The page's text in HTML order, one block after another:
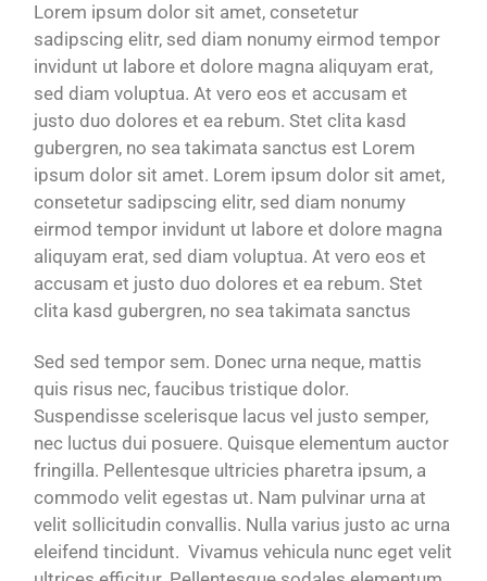
Lorem ipsum dolor sit amet, consetetur
sadipscing elitr, sed diam nonumy eirmod tempor
invidunt ut labore et dolore magna aliquyam erat,
sed diam voluptua. At vero eos et accusam et
justo duo dolores et ea rebum. Stet clita kasd
gubergren, no sea takimata sanctus est Lorem
ipsum dolor sit amet. Lorem ipsum dolor sit amet,
consetetur sadipscing elitr, sed diam nonumy
eirmod tempor invidunt ut labore et dolore magna
aliquyam erat, sed diam voluptua. At vero eos et
accusam et justo duo dolores et ea rebum. Stet
clita kasd gubergren, no sea takimata sanctus
Sed sed tempor sem. Donec urna neque, mattis
quis risus nec, faucibus tristique dolor.
Suspendisse scelerisque lacus vel justo semper,
nec luctus dui posuere. Quisque elementum auctor
fringilla. Pellentesque ultricies pharetra ipsum, a
commodo velit egestas ut. Nam pulvinar urna at
velit sollicitudin convallis. Nulla varius justo ac urna
eleifend tincidunt. Vivamus vehicula nunc eget velit